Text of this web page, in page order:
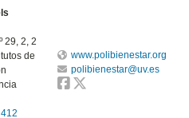
29, 2, 2
de
www.polibienestar.org
polibienestar@uv.es